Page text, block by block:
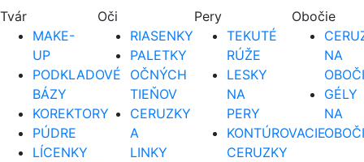
Tvár
MAKE-
UP
PODKLADOVÉ
BÁZY
KOREKTORY
PÚDRE
LÍCENKY
Oči
RIASENKY
PALETKY
OČNÝCH
TIEŇOV
CERUZKY
A
LINKY
Pery
TEKUTÉ
RÚŽE
LESKY
NA
PERY
KONTÚROVACIE
CERUZKY
Obočie
NA
GÉLY
NA